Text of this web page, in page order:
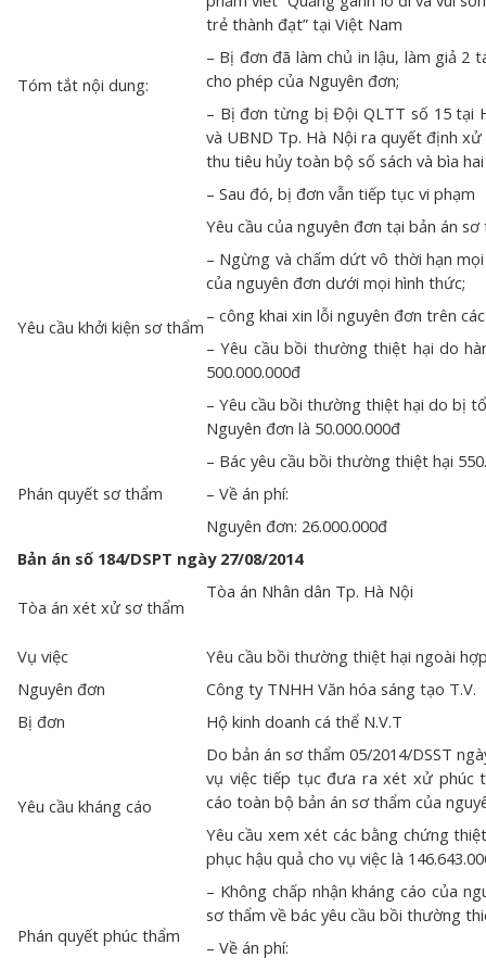
Tóm tắt nội dung:
trẻ thành đạt” tại Việt Nam
– Bị đơn đã làm chủ in lậu, làm giả 2
cho phép của Nguyên đơn;
– Bị đơn từng bị Đội QLTT số 15 tại
và UBND Tp. Hà Nội ra quyết định
thu tiêu hủy toàn bộ số sách và bìa
– Sau đó, bị đơn vẫn tiếp tục vi phạm
Yêu cầu khởi kiện sơ thẩm
Yêu cầu của nguyên đơn tại bản án sơ
– Ngừng và chấm dứt vô thời hạn
của nguyên đơn dưới mọi hình thức;
– công khai xin lỗi nguyên đơn trên
– Yêu cầu bồi thường thiệt hại do
500.000.000đ
– Yêu cầu bồi thường thiệt hại do bị
Nguyên đơn là 50.000.000đ
Phán quyết sơ thẩm
– Bác yêu cầu bồi thường thiệt hại
– Về án phí:
Nguyên đơn: 26.000.000đ
Bản án số 184/DSPT ngày 27/08/2014
Tòa án xét xử sơ thẩm
Tòa án Nhân dân Tp. Hà Nội
Vụ việc
Yêu cầu bồi thường thiệt hại ngoài
Nguyên đơn
Công ty TNHH Văn hóa sáng tạo T.V.
Bị đơn
Hộ kinh doanh cá thể N.V.T
Yêu cầu kháng cáo
Do bản án sơ thẩm 05/2014/DSST
vụ việc tiếp tục đưa ra xét xử phúc
cáo toàn bộ bản án sơ thẩm của
Yêu cầu xem xét các bằng chứng
phục hậu quả cho vụ việc là
Phán quyết phúc thẩm
– Không chấp nhận kháng cáo của
sơ thẩm về bác yêu cầu bồi thường
– Về án phí: